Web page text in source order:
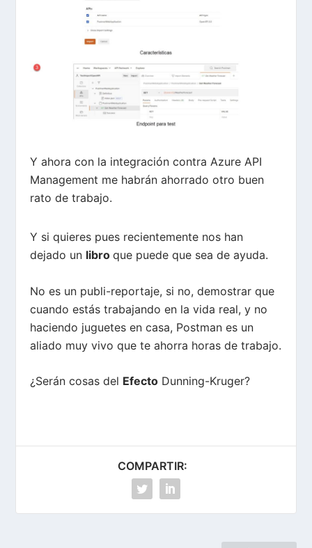
Y ahora con la integración contra Azure API
Management me habrán ahorrado otro buen
rato de trabajo.
Y si quieres pues recientemente nos han
dejado un libro que puede que sea de ayuda.
No es un publi-reportaje, si no, demostrar que
cuando estás trabajando en la vida real, y no
haciendo juguetes en casa, Postman es un
aliado muy vivo que te ahorra horas de trabajo.
¿Serán cosas del Efecto Dunning-Kruger?
COMPARTIR: